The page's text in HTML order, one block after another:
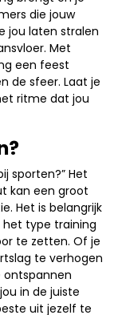
die jouw
jou laten stralen
Met
een feest
de sfeer. Laat je
ritme dat jou
sporten?” Het
kan een groot
Het is belangrijk
type training
te zetten. Of je
te verhogen
ontspannen
in de juiste
uit jezelf te